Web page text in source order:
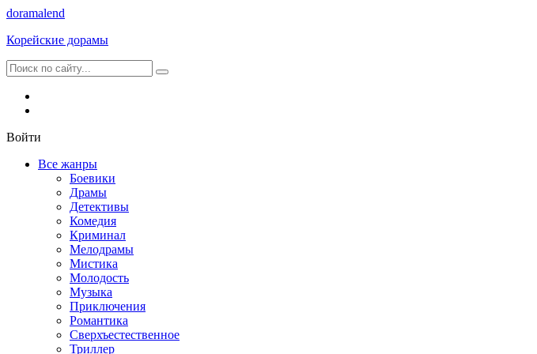
doramalend
Корейские дорамы
Войти
Все жанры
Боевики
Драмы
Детективы
Комедия
Криминал
Мелодрамы
Мистика
Молодость
Музыка
Приключения
Романтика
Сверхъестественное
Триллер